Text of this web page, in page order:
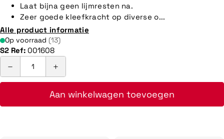
Laat bijna geen lijmresten na.
Zeer goede kleefkracht op diverse o...
Alle product informatie
Op voorraad (13)
S2 Ref: 001608
Aan winkelwagen toevoegen